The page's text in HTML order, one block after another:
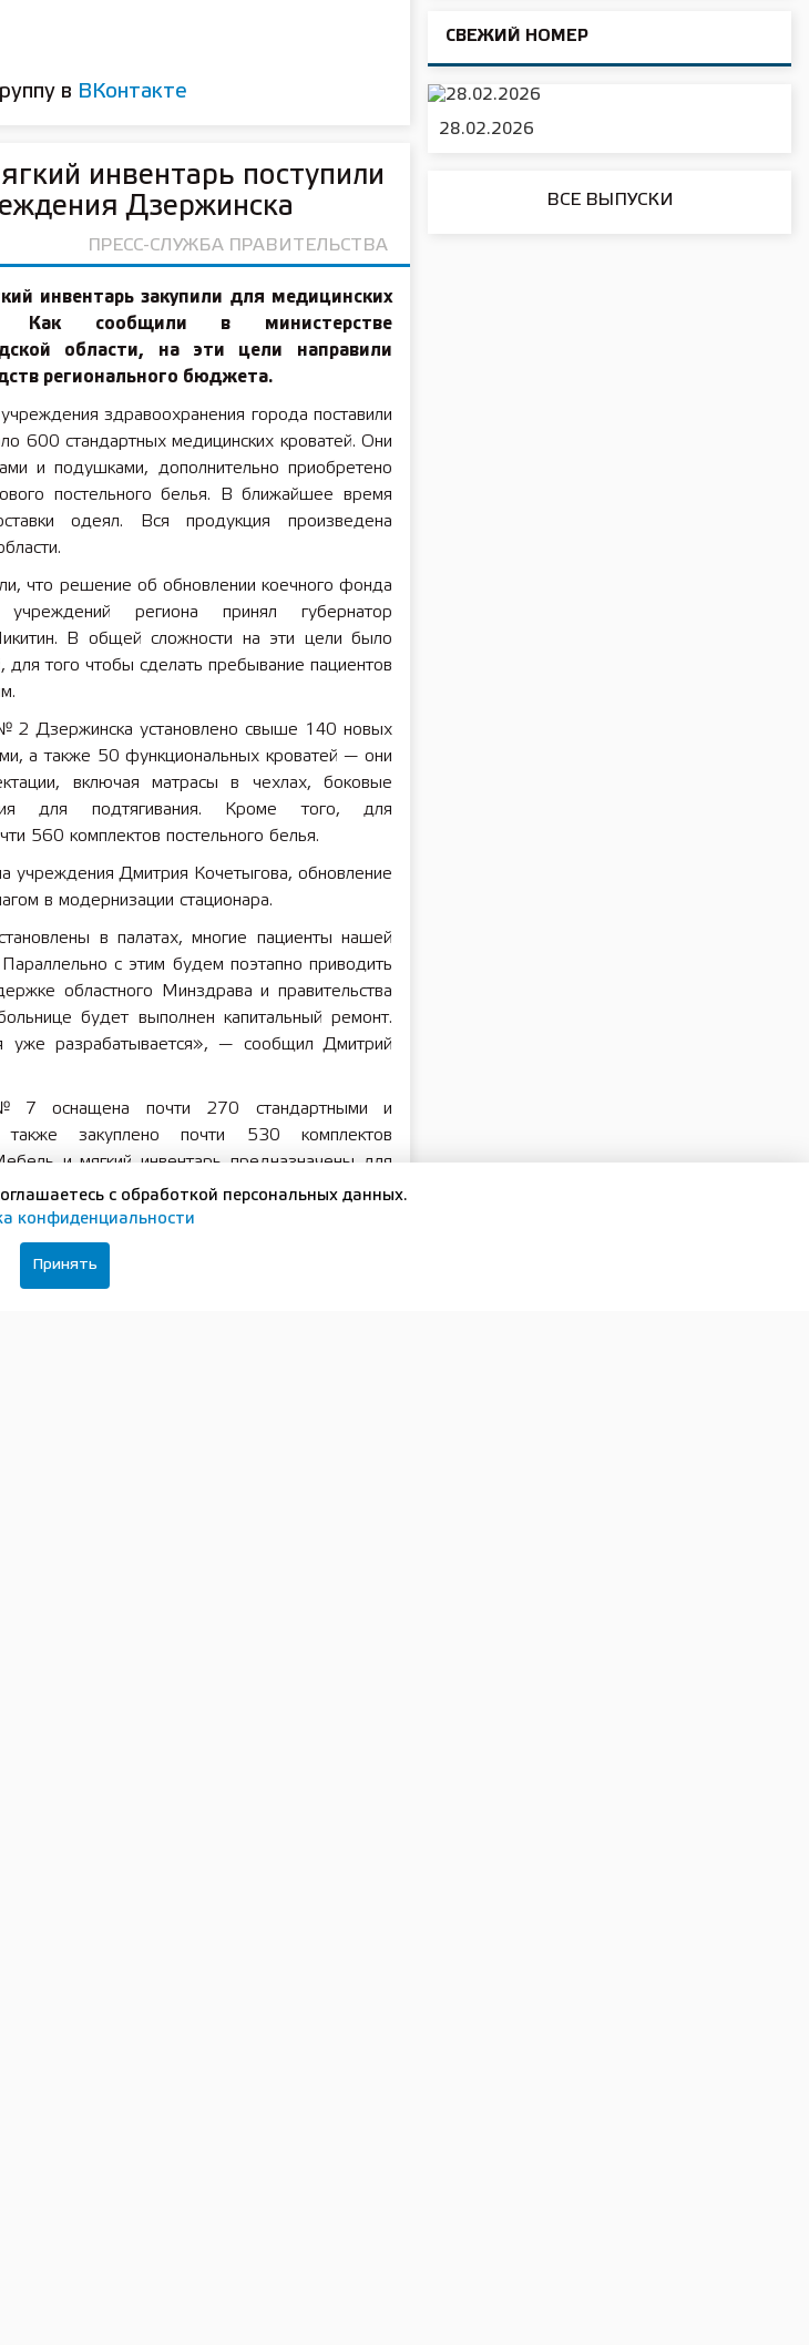
в ВКонтакте
инвентарь поступили
Дзержинска
ПРЕСС-СЛУЖБА ПРАВИТЕЛЬСТВА
инвентарь закупили для медицинских
Как сообщили в министерстве
области, на эти цели направили
регионального бюджета.
здравоохранения города поставили
600 стандартных медицинских кроватей. Они
и подушками, дополнительно приобретено
постельного белья. В ближайшее время
одеял. Вся продукция произведена
что решение об обновлении коечного фонда
региона принял губернатор
В общей сложности на эти цели было
того чтобы сделать пребывание пациентов
2 Дзержинска установлено свыше 140 новых
а также 50 функциональных кроватей — они
включая матрасы в чехлах, боковые
для подтягивания. Кроме того, для
560 комплектов постельного белья.
учреждения Дмитрия Кочетыгова, обновление
в модернизации стационара.
в палатах, многие пациенты нашей
с этим будем поэтапно приводить
областного Минздрава и правительства
будет выполнен капитальный ремонт.
уже разрабатывается», — сообщил Дмитрий
№ 7 оснащена почти 270 стандартными и
также закуплено почти 530 комплектов
и мягкий инвентарь предназначены для
неврологического и
отделения реанимации.
СВЕЖИЙ НОМЕР
28.02.2026
ВСЕ ВЫПУСКИ
с обработкой персональных данных.
конфиденциальности
Принять